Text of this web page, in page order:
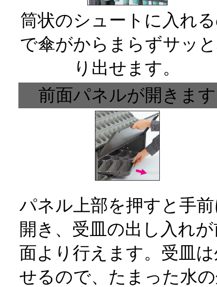
筒状のシュートに入れ
で傘がからまらずサッ
り出せます。
前面パネルが開きます
パネル上部を押すと手
開き、受皿の出し入れ
面より行えます。受皿
せるので、たまった水